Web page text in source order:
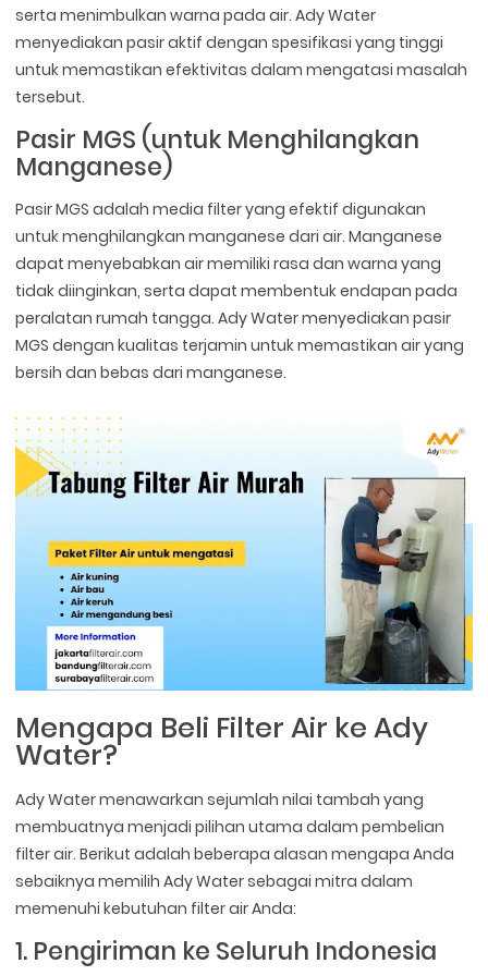
serta menimbulkan warna pada air. Ady Water
menyediakan pasir aktif dengan spesifikasi yang tinggi
untuk memastikan efektivitas dalam mengatasi masalah
tersebut.
Pasir MGS (untuk Menghilangkan
Manganese)
Pasir MGS adalah media filter yang efektif digunakan
untuk menghilangkan manganese dari air. Manganese
dapat menyebabkan air memiliki rasa dan warna yang
tidak diinginkan, serta dapat membentuk endapan pada
peralatan rumah tangga. Ady Water menyediakan pasir
MGS dengan kualitas terjamin untuk memastikan air yang
bersih dan bebas dari manganese.
Mengapa Beli Filter Air ke Ady
Water?
Ady Water menawarkan sejumlah nilai tambah yang
membuatnya menjadi pilihan utama dalam pembelian
filter air. Berikut adalah beberapa alasan mengapa Anda
sebaiknya memilih Ady Water sebagai mitra dalam
memenuhi kebutuhan filter air Anda:
1. Pengiriman ke Seluruh Indonesia